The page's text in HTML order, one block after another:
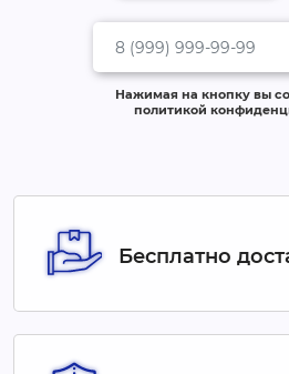
Нажимая на кнопку вы
политикой
Бесплатно